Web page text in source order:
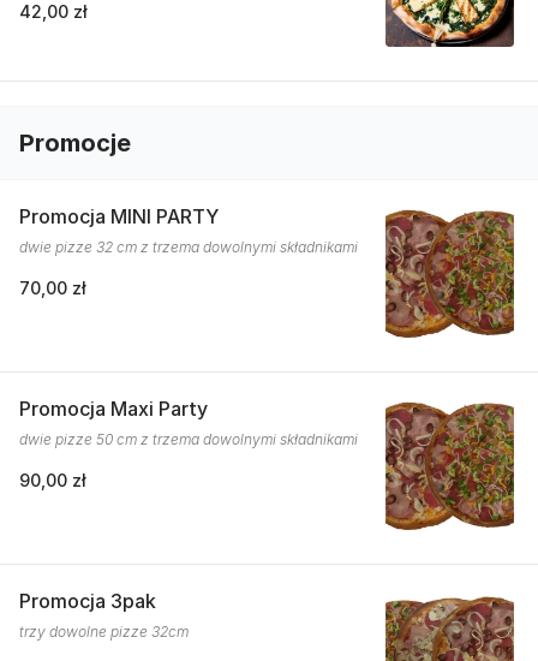
42,00 zł
Promocje
Promocja MINI PARTY
dwie pizze 32 cm z trzema dowolnymi składnikami
70,00 zł
Promocja Maxi Party
dwie pizze 50 cm z trzema dowolnymi składnikami
90,00 zł
Promocja 3pak
trzy dowolne pizze 32cm